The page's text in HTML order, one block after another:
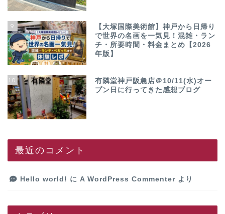
9
【大塚国際美術館】神戸から日帰り
で世界の名画を一気見！混雑・ラン
チ・所要時間・料金まとめ【2026
年版】
10
有隣堂神戸阪急店＠10/11(水)オー
プン日に行ってきた感想ブログ
最近のコメント
Hello world! に A WordPress Commenter より